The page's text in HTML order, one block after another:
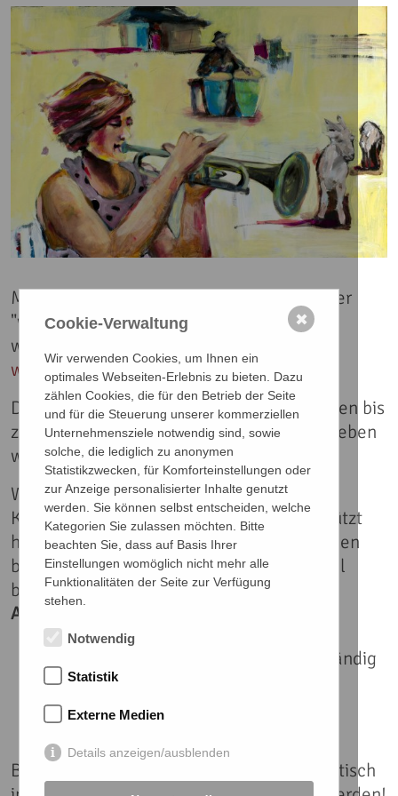
Mehr über die Künstlerin erfahren Sie unter
"www.bettina-
wyderka.com":
wyderka.com.
Die Gebotsfrist ist leider vorüber, es konnten bis
zum02.11.2017, 23:59 UhrGebote abgegeben
werden.
Wir bedanken uns bei allen, die unsere
Kunstversteigerung begleitet und unterstützt
haben. Alle Auktionsgewinner*innen werden
bzw. wurden von uns persönlich per E-Mail
benachrichtigt.
Anleitung zur Onlineversteigerung
Formular unterhalb des Werkes vollständig
ausfüllen
Auf „Gebot abschicken“ klicken, um
Bitte beachten Sie, dass Sie nicht automatisch
Cookie-Verwaltung
Wir verwenden Cookies, um Ihnen ein
optimales Webseiten-Erlebnis zu bieten. Dazu
zählen Cookies, die für den Betrieb der Seite
und für die Steuerung unserer kommerziellen
Unternehmensziele notwendig sind, sowie
solche, die lediglich zu anonymen
Statistikzwecken, für Komforteinstellungen oder
zur Anzeige personalisierter Inhalte genutzt
werden. Sie können selbst entscheiden, welche
Kategorien Sie zulassen möchten. Bitte
beachten Sie, dass auf Basis Ihrer
Einstellungen womöglich nicht mehr alle
Funktionalitäten der Seite zur Verfügung
stehen.
Notwendig
Statistik
Externe Medien
Details anzeigen/ausblenden
✖